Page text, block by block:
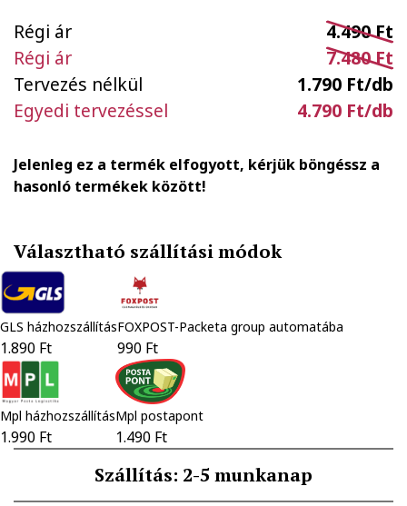
Régi ár
4.490 Ft
Régi ár
7.480 Ft
Tervezés nélkül
1.790 Ft/db
Egyedi tervezéssel
4.790 Ft/db
Jelenleg ez a termék elfogyott, kérjük böngéssz a
hasonló termékek között!
Választható szállítási módok
GLS házhozszállítás
1.890 Ft
FOXPOST-Packeta group automatába
990 Ft
Mpl házhozszállítás
1.990 Ft
Mpl postapont
1.490 Ft
Szállítás: 2-5 munkanap